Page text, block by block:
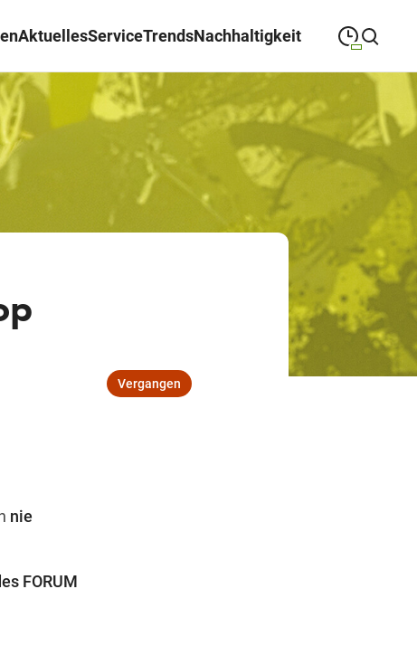
AktuellesServiceTrendsNachhaltigkeit
Suche schließen Montag
MONTAG 09:00
Dienstag
DIENSTAG 19:00
Mittwoch
MITTWOCH 19:00
09:00 19:00
09:00 —19:00
09:00 18:00
Vergangen
nie
FORUM